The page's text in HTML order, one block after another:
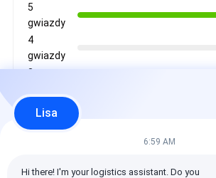
5
gwiazdy
4
gwiazdy
3
gwiazdy
Lisa
6:59 AM
Hi there! I'm your logistics assistant. Do you